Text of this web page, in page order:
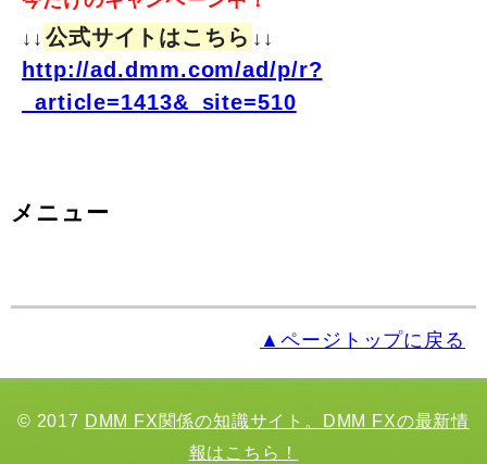
↓↓ 公式サイトはこちら ↓↓
http://ad.dmm.com/ad/p/r?
_article=1413&_site=510
メニュー
▲ページトップに戻る
© 2017 DMM FX関係の知識サイト。DMM FXの最新情
報はこちら！